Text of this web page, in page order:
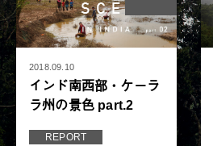
2018.09.10
インド南西部・ケーラ
ラ州の景色 part.2
REPORT